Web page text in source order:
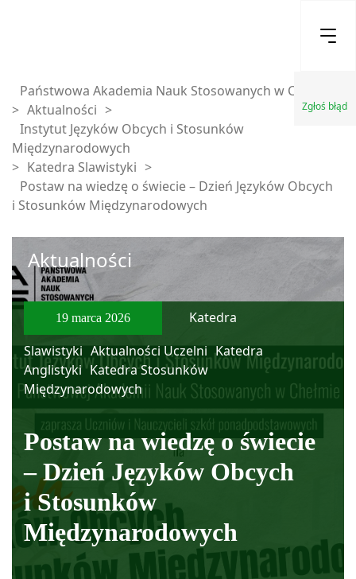
Zgłoś błąd
Państwowa Akademia Nauk Stosowanych w Chełmie
> Aktualności >
Instytut Języków Obcych i Stosunków
Międzynarodowych
> Katedra Slawistyki >
Postaw na wiedzę o świecie – Dzień Języków Obcych
i Stosunków Międzynarodowych
Aktualności
19 marca 2026
Katedra
Slawistyki Aktualności Uczelni Katedra
Anglistyki Katedra Stosunków
Międzynarodowych
Postaw na wiedzę o świecie
– Dzień Języków Obcych
i Stosunków
Międzynarodowych